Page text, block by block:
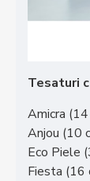
Tesaturi
Amicra
Anjou (10
Eco Piele
Fiesta (16